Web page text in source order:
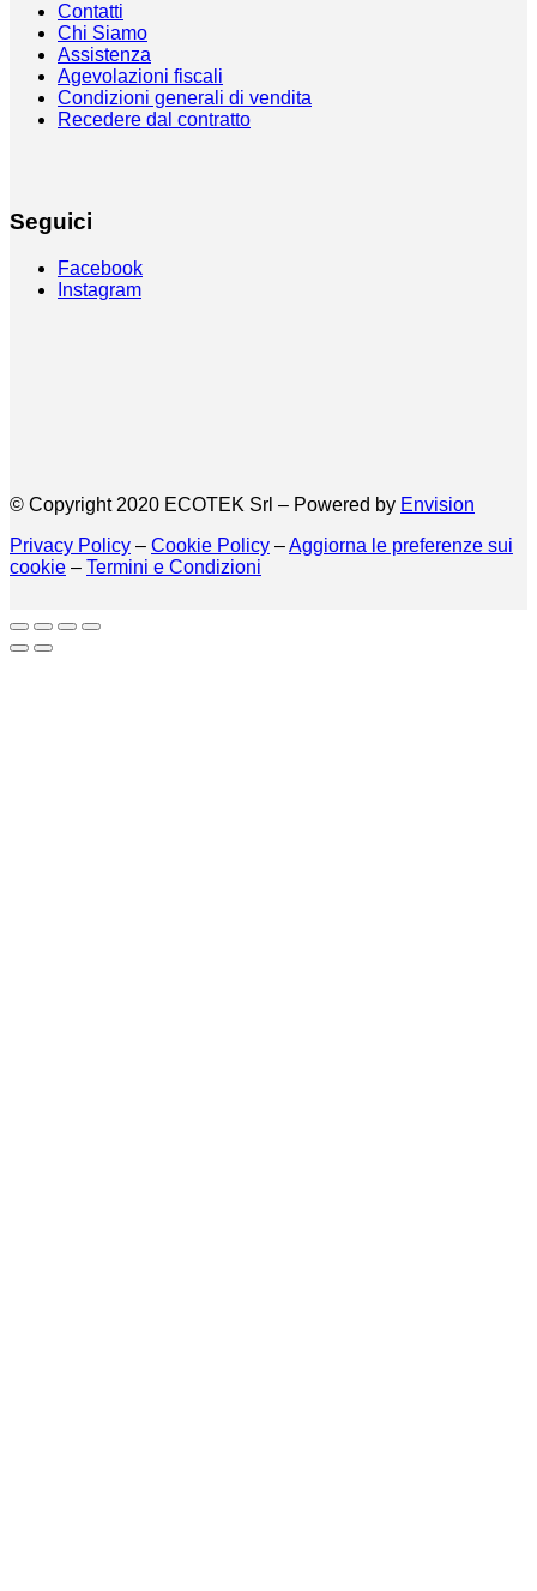
Contatti
Chi Siamo
Assistenza
Agevolazioni fiscali
Condizioni generali di vendita
Recedere dal contratto
Seguici
Facebook
Instagram
© Copyright 2020 ECOTEK Srl – Powered by Envision
Privacy Policy – Cookie Policy –Aggiorna le preferenze sui
cookie – Termini e Condizioni